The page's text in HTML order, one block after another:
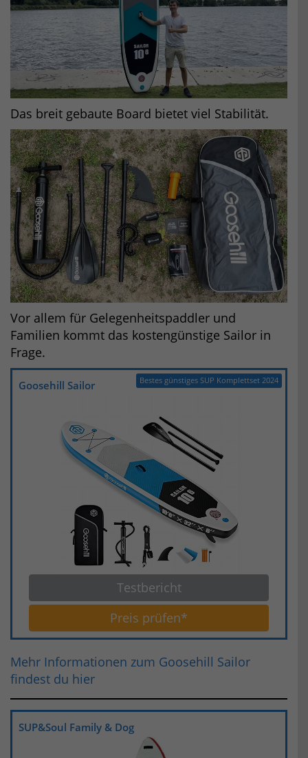
Das breit gebaute Board bietet viel Stabilität.
Vor allem für Gelegenheitspaddler und
Familien kommt das kostengünstige Sailor in
Frage.
Bestes günstiges SUP Komplettset 2024
Goosehill Sailor
Testbericht
Preis prüfen*
Mehr Informationen zum Goosehill Sailor
findest du hier
SUP&Soul Family & Dog